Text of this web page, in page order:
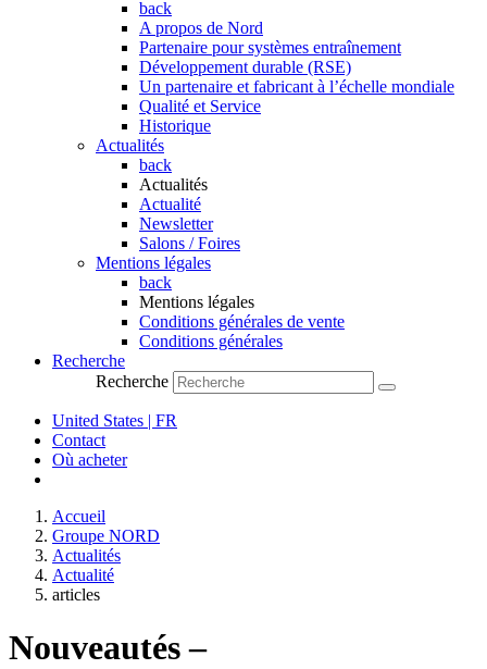
back
A propos de Nord
Partenaire pour systèmes entraînement
Développement durable (RSE)
Un partenaire et fabricant à l’échelle mondiale
Qualité et Service
Historique
Actualités
back
Actualités
Actualité
Newsletter
Salons / Foires
Mentions légales
back
Mentions légales
Conditions générales de vente
Conditions générales
Recherche
Recherche
United States | FR
Contact
Où acheter
Accueil
Groupe NORD
Actualités
Actualité
articles
Nouveautés –